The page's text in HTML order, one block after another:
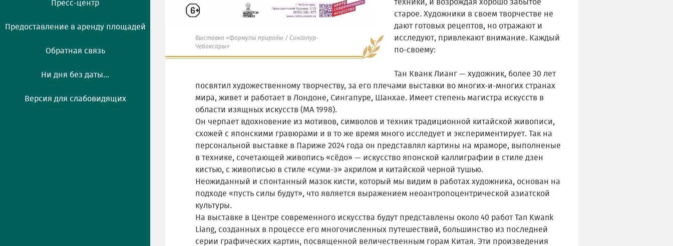
Пресс-центр
Предоставление в аренду площадей
Обратная связь
Ни дня без даты...
Версия для слабовидящих
Выставка «Формулы природы / Сингапур-
Чебоксары»
техники, и возрождая хорошо забытое
старое. Художники в своем творчестве не
дают готовых рецептов, но отражают и
исследуют, привлекают внимание. Каждый
по-своему:
Тан Кванк Лианг — художник, более 30 лет
посвятил художественному творчеству, за его плечами выставки во многих-и-многих странах
мира, живет и работает в Лондоне, Сингапуре, Шанхае. Имеет степень магистра искусств в
области изящных искусств (МА 1998).
Он черпает вдохновение из мотивов, символов и техник традиционной китайской живописи,
схожей с японскими гравюрами и в то же время много исследует и экспериментирует. Так на
персональной выставке в Париже 2024 года он представлял картины на мраморе, выполненые
в технике, сочетающей живопись «сёдо» — искусство японской каллиграфии в стиле дзен
кистью, с живописью в стиле «суми-э» акрилом и китайской черной тушью.
Неожиданный и спонтанный мазок кисти, который мы видим в работах художника, основан на
подходе «пусть силы будут», что является выражением неоантропоцентрической азиатской
культуры.
На выставке в Центре современного искусства будут представлены около 40 работ Tan Kwank
Liang, созданных в процессе его многочисленных путешествий, большинство из последней
серии графических картин, посвященной величественным горам Китая. Эти произведения